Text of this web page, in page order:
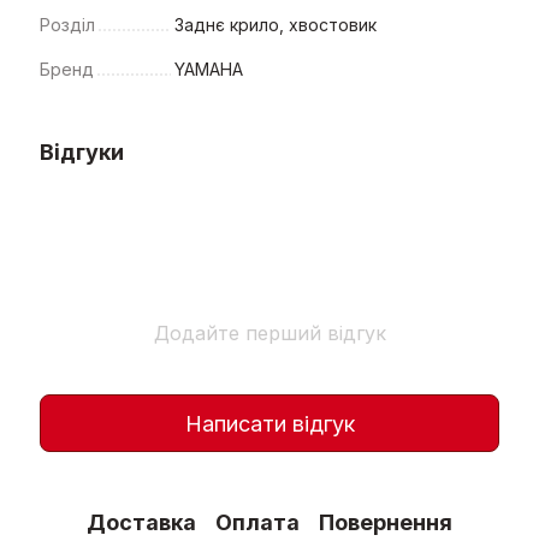
Розділ Заднє крило, хвостовик
Бренд YAMAHA
Відгуки
Додайте перший відгук
Написати відгук
Доставка Оплата Повернення